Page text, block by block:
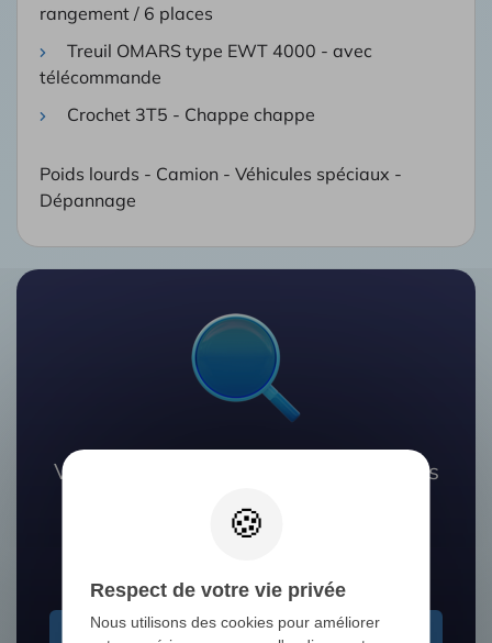
rangement / 6 places
Treuil OMARS type EWT 4000 - avec
télécommande
Crochet 3T5 - Chappe chappe
Poids lourds - Camion - Véhicules spéciaux -
Dépannage
Vous ne trouvez pas le camion que vous
recherchez ?
Respect de votre vie privée
Nous utilisons des cookies pour améliorer